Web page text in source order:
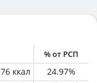
% от РСП
ккал 24.97%